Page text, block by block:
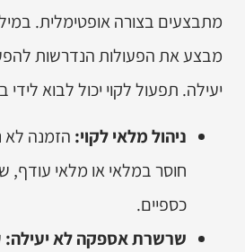
מתבצעים בצורה אופטימלית.
מבצע את הפעולות הנדרשות
יעילה. תפעול לקוי יכול לבוא לידי
ניהול מלאי לקוי: הזמנה לא
חוסר במלאי או מלאי עודף,
כספיים.
שרשרת אספקה לא יעילה: